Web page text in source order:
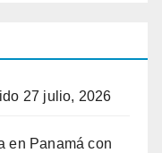
27 julio, 2026
en Panamá con